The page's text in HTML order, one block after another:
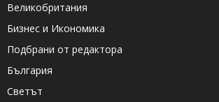
Великобритания
Бизнес и Икономика
Подбрани от редактора
България
Светът